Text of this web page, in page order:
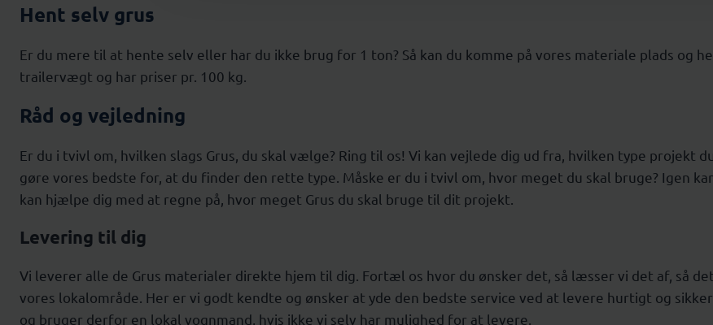
Hent selv grus
Er du mere til at hente selv eller har du ikke brug for 1 ton? Så kan du komme på vores materiale plads og
trailervægt og har priser pr. 100 kg.
Råd og vejledning
Er du i tvivl om, hvilken slags Grus, du skal vælge? Ring til os! Vi kan vejlede dig ud fra, hvilken type projekt
gøre vores bedste for, at du finder den rette type. Måske er du i tvivl om, hvor meget du skal bruge? Igen
kan hjælpe dig med at regne på, hvor meget Grus du skal bruge til dit projekt.
Levering til dig
Vi leverer alle de Grus materialer direkte hjem til dig. Fortæl os hvor du ønsker det, så læsser vi det af, så
vores lokalområde. Her er vi godt kendte og ønsker at yde den bedste service ved at levere hurtigt og
og bruger derfor en lokal vognmand, hvis ikke vi selv har mulighed for at levere.